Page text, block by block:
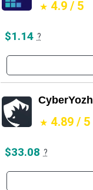
4.9 / 5
$1.14 ?
CyberYozh
4.89 / 5
$33.08 ?